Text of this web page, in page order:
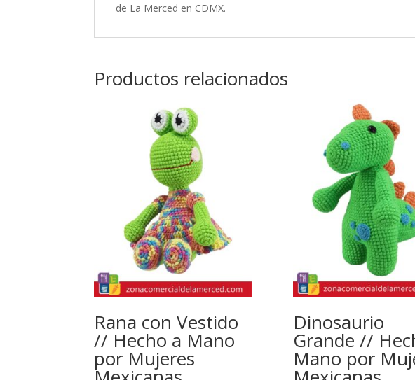
de La Merced en CDMX.
Productos relacionados
Rana con Vestido
// Hecho a Mano
por Mujeres
Dinosaurio
Grande //
Mano por